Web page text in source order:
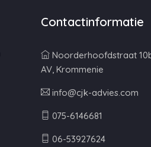
Contactinformatie
Noorderhoofdstraat
AV, Krommenie
info@cjk-advies.com
075-6146681
06-53927624